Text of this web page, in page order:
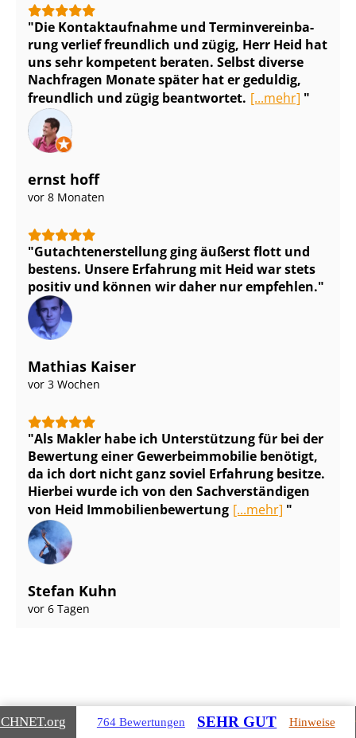
Die Kontaktaufnahme und Ter­min­ver­ein­ba­
rung verlief freundlich und zügig, Herr Heid hat
uns sehr kompetent beraten. Selbst diverse
Nachfragen Monate später hat er geduldig,
freundlich und zügig beantwortet. [...mehr]
ernst hoff
vor 8 Monaten
Gut­ach­ten­er­stel­lung ging äußerst flott und
bestens. Unsere Erfahrung mit Heid war stets
positiv und können wir daher nur empfehlen.
Mathias Kaiser
vor 3 Wochen
Als Makler habe ich Unterstützung für bei der
Bewertung einer Ge­wer­be­im­mo­bi­lie benötigt,
da ich dort nicht ganz soviel Erfahrung besitze.
Hierbei wurde ich von den Sach­ver­stän­di­gen
von Heid Im­mo­bi­li­en­be­wer­tung [...mehr]
Stefan Kuhn
vor 6 Tagen
.org 764 Bewertungen SEHR GUT Hinweise